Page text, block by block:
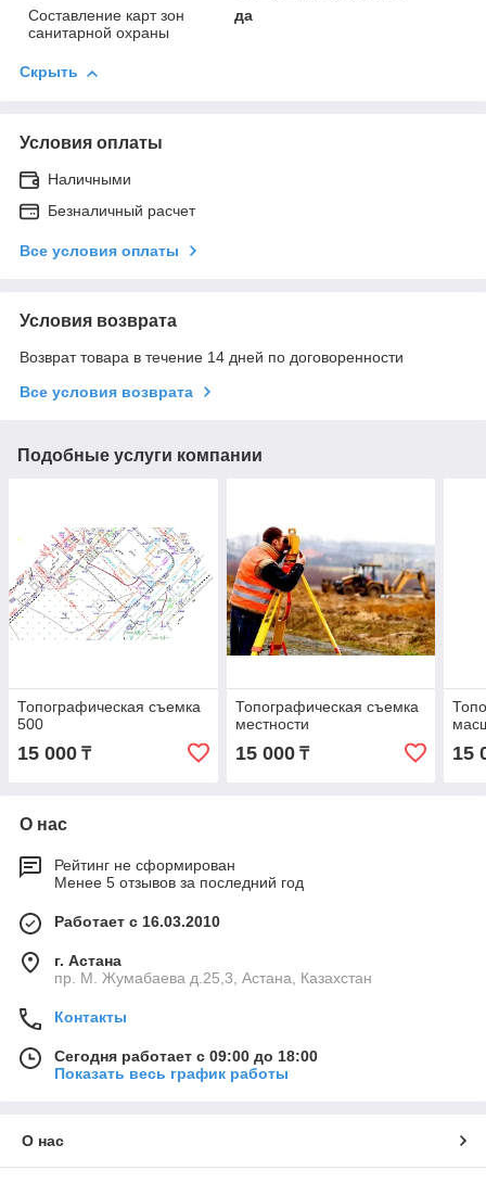
Составление карт зон
санитарной охраны
да
Скрыть
Условия оплаты
Наличными
Безналичный расчет
Все условия оплаты
Условия возврата
Возврат товара в течение 14 дней по договоренности
Все условия возврата
Подобные услуги компании
Топографическая съемка
500
15 000 ₸
Топографическая съемка
местности
15 000₸ 15
О нас
Рейтинг не сформирован
Менее 5 отзывов за последний год
Работает с 16.03.2010
г. Астана
пр. М. Жумабаева д.25,3, Астана, Казахстан
Контакты
Сегодня работает с 09:00 до 18:00
Показать весь график работы
О нас